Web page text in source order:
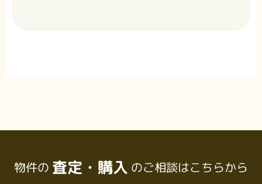
物件の 査定・購入 のご相談はこちらから